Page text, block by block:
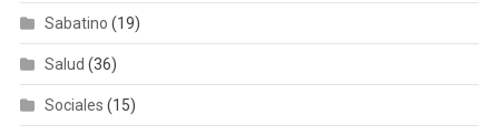
Sabatino (19)
Salud (36)
Sociales (15)